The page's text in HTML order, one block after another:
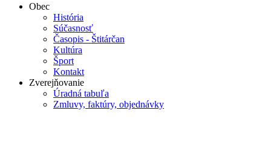
Obec
História
Súčasnosť
Časopis - Štitárčan
Kultúra
Šport
Kontakt
Zverejňovanie
Úradná tabuľa
Zmluvy, faktúry, objednávky